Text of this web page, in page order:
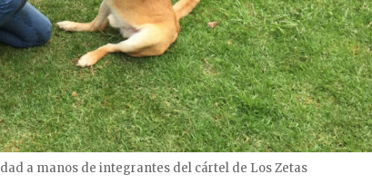
a manos de integrantes del cártel de Los Zetas